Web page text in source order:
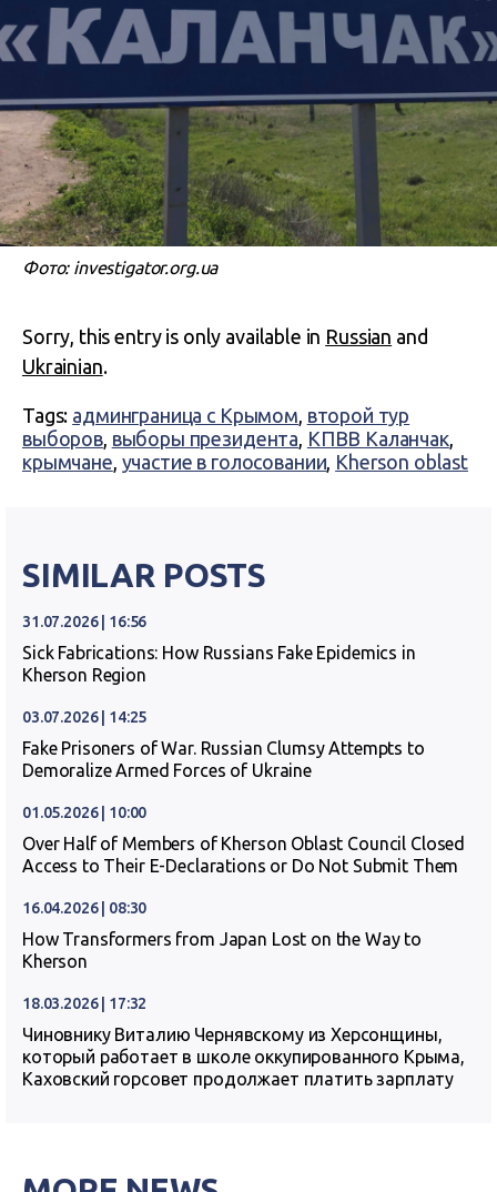
Фото: investigator.org.ua
Sorry, this entry is only available in Russian and
Ukrainian.
Tags: админграница с Крымом, второй тур
выборов, выборы президента, КПВВ Каланчак,
крымчане, участие в голосовании, Kherson oblast
SIMILAR POSTS
31.07.2026 | 16:56
Sick Fabrications: How Russians Fake Epidemics in
Kherson Region
03.07.2026 | 14:25
Fake Prisoners of War. Russian Clumsy Attempts to
Demoralize Armed Forces of Ukraine
01.05.2026 | 10:00
Over Half of Members of Kherson Oblast Council Closed
Access to Their E-Declarations or Do Not Submit Them
16.04.2026 | 08:30
How Transformers from Japan Lost on the Way to
Kherson
18.03.2026 | 17:32
Чиновнику Виталию Чернявскому из Херсонщины,
который работает в школе оккупированного Крыма,
Каховский горсовет продолжает платить зарплату